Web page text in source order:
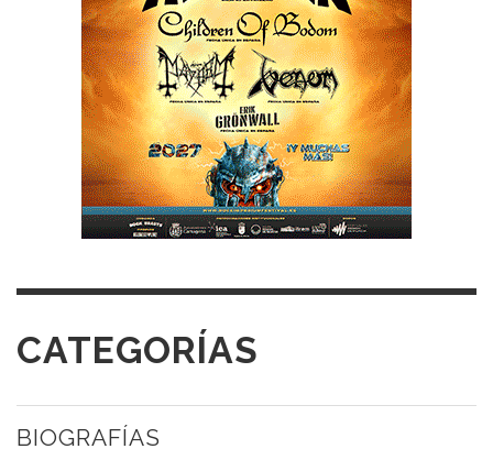
CATEGORÍAS
BIOGRAFÍAS